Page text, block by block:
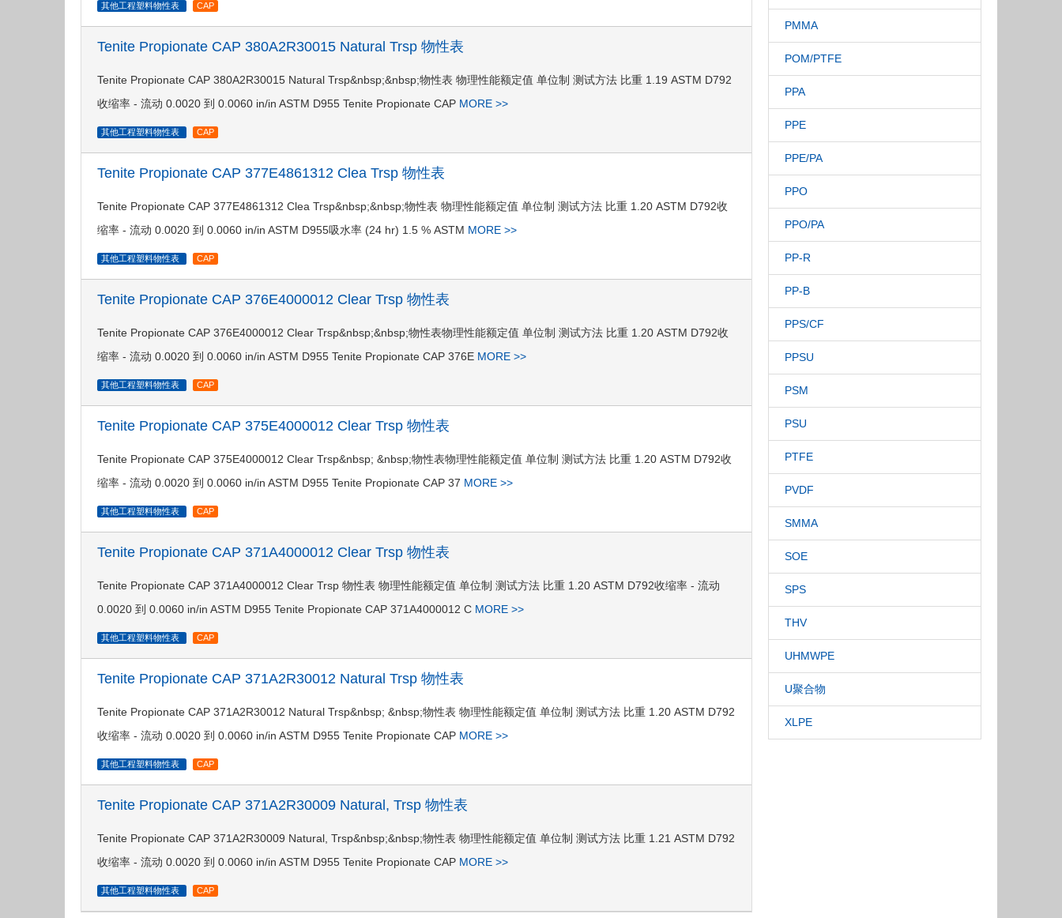
其他工程塑料物性表 CAP
Tenite Propionate CAP 380A2R30015 Natural Trsp 物性表
Tenite Propionate CAP 380A2R30015 Natural Trsp&nbsp;&nbsp;物性表 物理性能额定值 单位制 测试方法 比重 1.19 ASTM D792
收缩率 - 流动 0.0020 到 0.0060 in/in ASTM D955 Tenite Propionate CAP MORE >>
其他工程塑料物性表 CAP
Tenite Propionate CAP 377E4861312 Clea Trsp 物性表
Tenite Propionate CAP 377E4861312 Clea Trsp&nbsp;&nbsp;物性表 物理性能额定值 单位制 测试方法 比重 1.20 ASTM D792收
缩率 - 流动 0.0020 到 0.0060 in/in ASTM D955吸水率 (24 hr) 1.5 % ASTM MORE >>
其他工程塑料物性表 CAP
Tenite Propionate CAP 376E4000012 Clear Trsp 物性表
Tenite Propionate CAP 376E4000012 Clear Trsp&nbsp;&nbsp;物性表物理性能额定值 单位制 测试方法 比重 1.20 ASTM D792收
缩率 - 流动 0.0020 到 0.0060 in/in ASTM D955 Tenite Propionate CAP 376E MORE >>
其他工程塑料物性表 CAP
Tenite Propionate CAP 375E4000012 Clear Trsp 物性表
Tenite Propionate CAP 375E4000012 Clear Trsp&nbsp; &nbsp;物性表物理性能额定值 单位制 测试方法 比重 1.20 ASTM D792收
缩率 - 流动 0.0020 到 0.0060 in/in ASTM D955 Tenite Propionate CAP 37 MORE >>
其他工程塑料物性表 CAP
Tenite Propionate CAP 371A4000012 Clear Trsp 物性表
Tenite Propionate CAP 371A4000012 Clear Trsp 物性表 物理性能额定值 单位制 测试方法 比重 1.20 ASTM D792收缩率 - 流动
0.0020 到 0.0060 in/in ASTM D955 Tenite Propionate CAP 371A4000012 C MORE >>
其他工程塑料物性表 CAP
Tenite Propionate CAP 371A2R30012 Natural Trsp 物性表
Tenite Propionate CAP 371A2R30012 Natural Trsp&nbsp; &nbsp;物性表 物理性能额定值 单位制 测试方法 比重 1.20 ASTM D792
收缩率 - 流动 0.0020 到 0.0060 in/in ASTM D955 Tenite Propionate CAP MORE >>
其他工程塑料物性表 CAP
Tenite Propionate CAP 371A2R30009 Natural, Trsp 物性表
Tenite Propionate CAP 371A2R30009 Natural, Trsp&nbsp;&nbsp;物性表 物理性能额定值 单位制 测试方法 比重 1.21 ASTM D792
收缩率 - 流动 0.0020 到 0.0060 in/in ASTM D955 Tenite Propionate CAP MORE >>
其他工程塑料物性表 CAP
PMMA
POM/PTFE
PPA
PPE
PPE/PA
PPO
PPO/PA
PP-R
PP-B
PPS/CF
PPSU
PSM
PSU
PTFE
PVDF
SMMA
SOE
SPS
THV
UHMWPE
U聚合物
XLPE